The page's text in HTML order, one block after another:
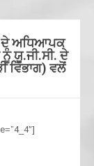
ਦੇ ਅਧਿਆਪਕ
ਯੂ.ਜੀ.ਸੀ. ਦੇ
ਵਿਭਾਗ) ਵਲੋਂ